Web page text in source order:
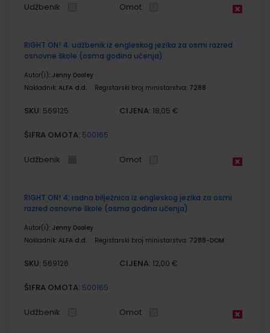
Udžbenik Omot
RIGHT ON! 4; udžbenik iz engleskog jezika za osmi razred
osnovne škole (osma godina učenja)
Autor(i): Jenny Dooley
Nakladnik: ALFA d.d. Registarski broj ministarstva: 7288
SKU: 569125 CIJENA: 18,05 €
ŠIFRA OMOTA: 500165
Udžbenik Omot
RIGHT ON! 4; radna bilježnica iz engleskog jezika za osmi
razred osnovne škole (osma godina učenja)
Autor(i): Jenny Dooley
Nakladnik: ALFA d.d. Registarski broj ministarstva: 7288-DOM
SKU: 569126 CIJENA: 12,00 €
ŠIFRA OMOTA: 500165
Udžbenik Omot